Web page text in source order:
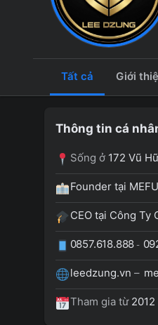
Tất cả Giới
Thông tin cá
Sống ở 172 Vũ
Founder tại
CEO tại Công Ty
0857.618.888 -
leedzung.vn –
Tham gia từ 2012